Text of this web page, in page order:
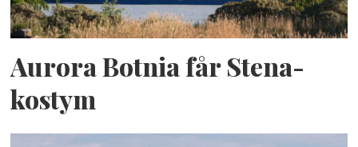
Aurora Botnia får Stena-
kostym